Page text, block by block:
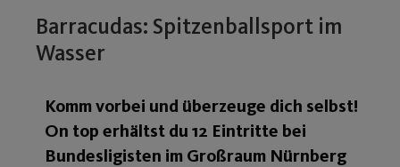
Barracudas: Spitzenballsport im
Wasser
Komm vorbei und überzeuge dich selbst!
On top erhältst du 12 Eintritte bei
Bundesligisten im Großraum Nürnberg